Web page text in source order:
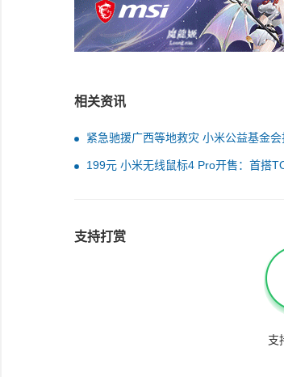
相关资讯
紧急驰援广西等地救灾 小米公益基金
199元 小米无线鼠标4 Pro开售：首搭
支持打赏
支